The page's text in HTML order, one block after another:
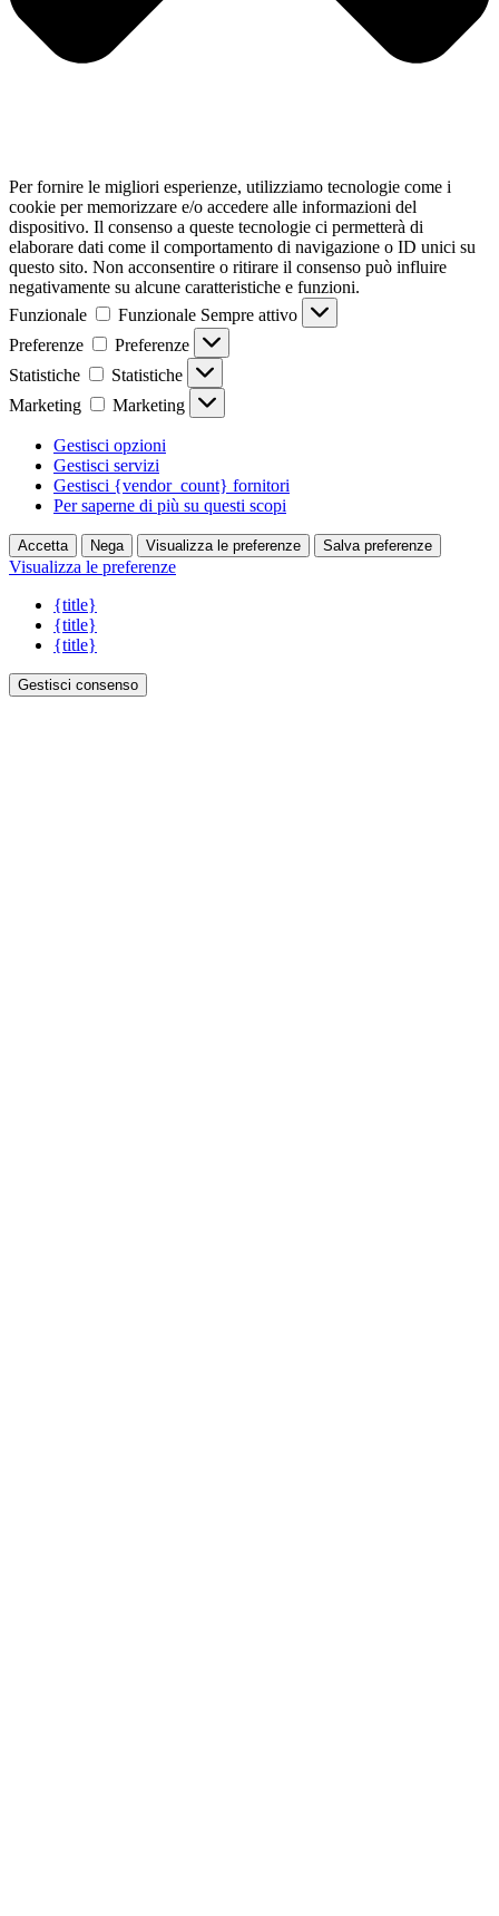
Per fornire le migliori esperienze, utilizziamo tecnologie come i
cookie per memorizzare e/o accedere alle informazioni del
dispositivo. Il consenso a queste tecnologie ci permetterà di
elaborare dati come il comportamento di navigazione o ID unici su
questo sito. Non acconsentire o ritirare il consenso può influire
negativamente su alcune caratteristiche e funzioni.
Funzionale
Funzionale Sempre attivo
Preferenze
Preferenze
Statistiche
Statistiche
Marketing
Marketing
Gestisci opzioni
Gestisci servizi
Gestisci {vendor_count} fornitori
Per saperne di più su questi scopi
Accetta Nega Visualizza le preferenze Salva preferenze
Visualizza le preferenze
{title}
{title}
{title}
Gestisci consenso